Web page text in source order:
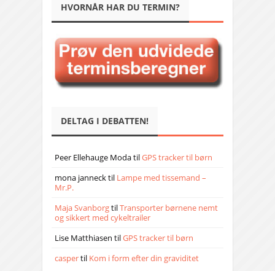
HVORNÅR HAR DU TERMIN?
DELTAG I DEBATTEN!
Peer Ellehauge ModatilGPS tracker til børn
mona jannecktil Lampe med tissemand –
Mr.P.
Maja SvanborgtilTransporter børnene nemt
og sikkert med cykeltrailer
Lise Matthiasen tilGPS tracker til børn
caspertil Kom i form efter din graviditet